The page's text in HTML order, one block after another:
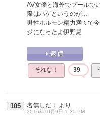
AV女優と海外でプールで
際はハゲというのが…
男性ホルモン精力満々で
ジになったよ伊野尾
それな！ 39
105 名無しだＪ より
2016年10月9日 1:35 PM